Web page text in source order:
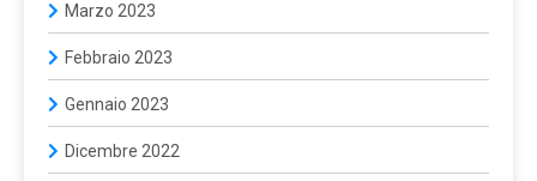
Marzo 2023
Febbraio 2023
Gennaio 2023
Dicembre 2022